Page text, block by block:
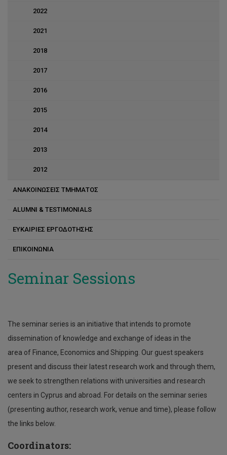
2022
2021
2018
2017
2016
2015
2014
2013
2012
ΑΝΑΚΟΙΝΩΣΕΙΣ ΤΜΗΜΑΤΟΣ
ALUMNI & TESTIMONIALS
ΕΥΚΑΙΡΙΕΣ ΕΡΓΟΔΟΤΗΣΗΣ
ΕΠΙΚΟΙΝΩΝΙΑ
Seminar Sessions
The seminar series is an initiative that intends to promote
dissemination of knowledge and exchange of ideas in the
area of Finance, Economics and Shipping. Our guest speakers
present and discuss their latest research work and through them,
we seek to strengthen relations with universities and research
centers in Cyprus and abroad. For details on the seminar series
(presenting author, research work, venue and time), please follow
the links below.
Coordinators: